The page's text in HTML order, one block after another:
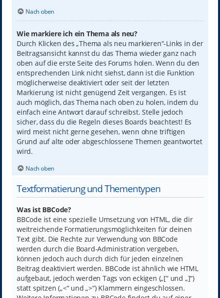
Nach oben
Wie markiere ich ein Thema als neu?
Durch Klicken des „Thema als neu markieren“-Links in der
Beitragsansicht kannst du das Thema wieder ganz nach
oben auf die erste Seite des Forums holen. Wenn du den
entsprechenden Link nicht siehst, dann ist die Funktion
möglicherweise deaktiviert oder seit der letzten
Markierung ist nicht genügend Zeit vergangen. Es ist
auch möglich, das Thema nach oben zu holen, indem du
einfach eine Antwort darauf schreibst. Stelle jedoch
sicher, dass du die Regeln dieses Boards beachtest! Es
wird meist nicht gerne gesehen, wenn ohne triftigen
Grund auf alte oder abgeschlossene Themen geantwortet
wird.
Nach oben
Textformatierung und Thementypen
Was ist BBCode?
BBCode ist eine spezielle Umsetzung von HTML, die dir
weitreichende Formatierungsmöglichkeiten für deinen
Text gibt. Die Rechte zur Verwendung von BBCode
werden durch die Board-Administration vergeben,
können jedoch auch durch dich für jeden einzelnen
Beitrag deaktiviert werden. BBCode ist ähnlich wie HTML
aufgebaut, jedoch werden Tags von eckigen („[“ und „]“)
statt spitzen („<“ und „>“) Klammern eingeschlossen.